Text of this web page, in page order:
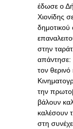
έδωσε ο
Χιονίδης
στην
απάντησε:
τον
την
βάλουν
καλέσουν
στη